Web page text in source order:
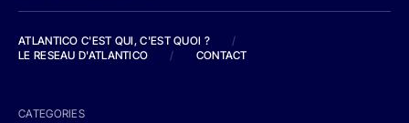
ATLANTICO C'EST QUI, C'EST QUOI ?
/
LE RESEAU D'ATLANTICO
/ CONTACT
CATEGORIES